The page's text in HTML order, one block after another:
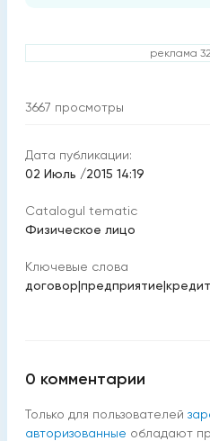
реклама
3667 просмотры
Дата публикации:
02 Июль /2015 14:19
Catalogul tematic
Физическое лицо
Ключевые слова
договор|предприятие|кредит
0 комментарии
Только для пользователей
авторизованные обладают